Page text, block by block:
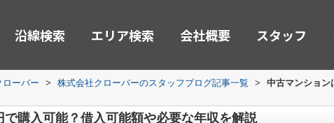
沿線検索 エリア検索 会社概要 スタッフ
ーバー > 株式会社クローバーのスタッフブログ記事一覧 >
中古マンション
購入可能？借入可能額や必要な年収を解説